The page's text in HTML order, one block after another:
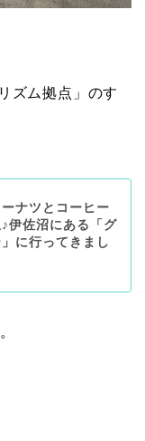
ズム拠点」のす
ーナツとコーヒー
伊佐沼にある「グ
に行ってきまし